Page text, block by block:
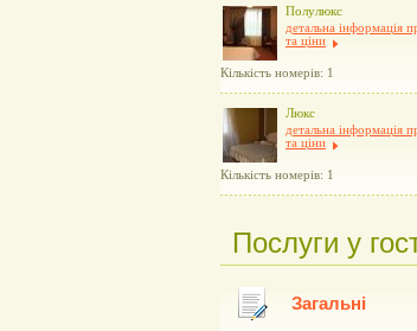
Полулюкс
детальна інформація
та ціни
Кількість номерів: 1
Люкс
детальна інформація
та ціни
Кількість номерів: 1
Послуги у
Загальні